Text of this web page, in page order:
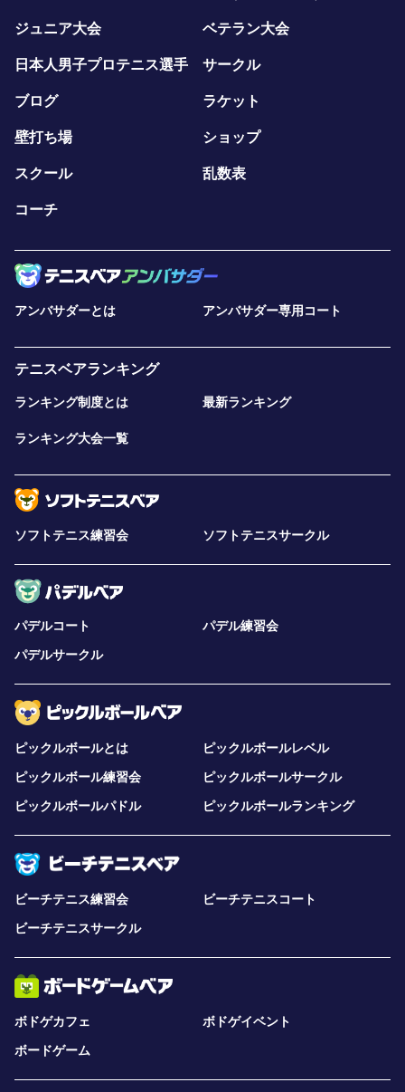
ジュニア大会 ベテラン大会
日本人男子プロテニス選手 サークル
ブログ ラケット
壁打ち場 ショップ
スクール 乱数表
コーチ
アンバサダーとは アンバサダー専用コート
テニスベアランキング
ランキング制度とは 最新ランキング
ランキング大会一覧
ソフトテニス練習会 ソフトテニスサークル
パデルコート
パデル練習会
パデルサークル
ピックルボールとは
ピックルボールレベル
ピックルボール練習会
ピックルボールサークル
ピックルボールパドル
ピックルボールランキング
ビーチテニス練習会
ビーチテニスコート
ビーチテニスサークル
ボドゲカフェ
ボドゲイベント
ボードゲーム